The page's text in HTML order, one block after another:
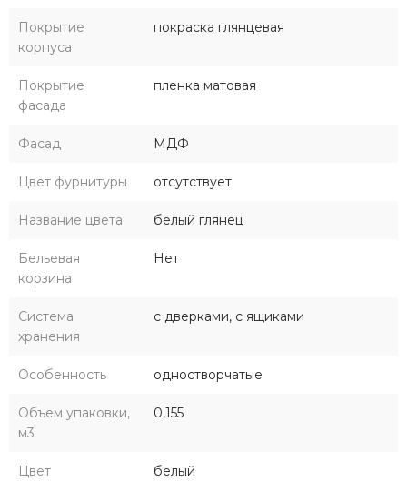
Покрытие
корпуса
покраска глянцевая
Покрытие
фасада
пленка матовая
Фасад МДФ
Цвет фурнитуры отсутствует
Название цвета белый глянец
Бельевая
корзина
Нет
Система
хранения
с дверками, с ящиками
Особенность одностворчатые
Объем упаковки,
м3
0,155
Цвет белый